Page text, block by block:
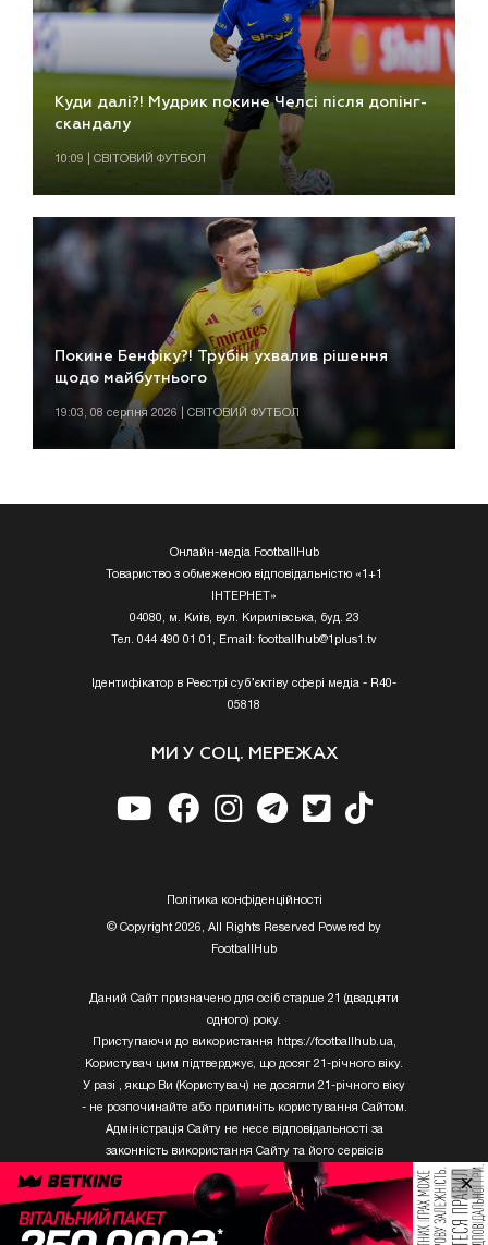
Куди далі?! Мудрик покине Челсі після допінг-
скандалу
10:09 | СВІТОВИЙ ФУТБОЛ
Покине Бенфіку?! Трубін ухвалив рішення
щодо майбутнього
19:03, 08 серпня 2026 | СВІТОВИЙ ФУТБОЛ
Онлайн-медіа FootballHub
Товариство з обмеженою відповідальністю «1+1
ІНТЕРНЕТ»
04080, м. Київ, вул. Кирилівська, буд. 23
Тел. 044 490 01 01, Email: footballhub@1plus1.tv
Ідентифікатор в Реєстрі суб’єктіву сфері медіа - R40-
05818
МИ У СОЦ. МЕРЕЖАХ
Полiтика конфiденцiйностi
© Copyright 2026, All Rights Reserved Powered by
FootballHub
Даний Сайт призначено для осіб старше 21 (двадцяти
одного) року.
Приступаючи до використання https://footballhub.ua,
Користувач цим підтверджує, що досяг 21-річного віку.
У разі , якщо Ви (Користувач) не досягли 21-річного віку
- не розпочинайте або припиніть користування Сайтом.
Адміністрація Сайту не несе відповідальності за
законність використання Сайту та його сервісів
Користувачем, який не досяг 21-річного віку.
Твори Getty Images, що розміщені на сайті, не можуть
×